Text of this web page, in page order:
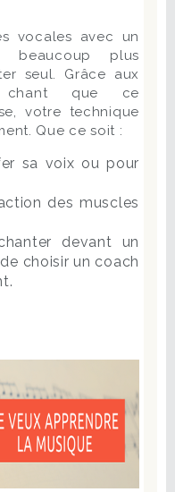
vocales avec un
beaucoup plus
seul. Grâce aux
chant que ce
votre technique
Que ce soit :
sa voix ou pour
des muscles
devant un
choisir un coach